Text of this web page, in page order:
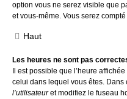
option vous ne serez visible que
et vous-même. Vous serez
Haut
Les heures ne sont pas
Il est possible que l’heure
celui dans lequel vous êtes. Dans
l’utilisateuret modifiez le fuseau